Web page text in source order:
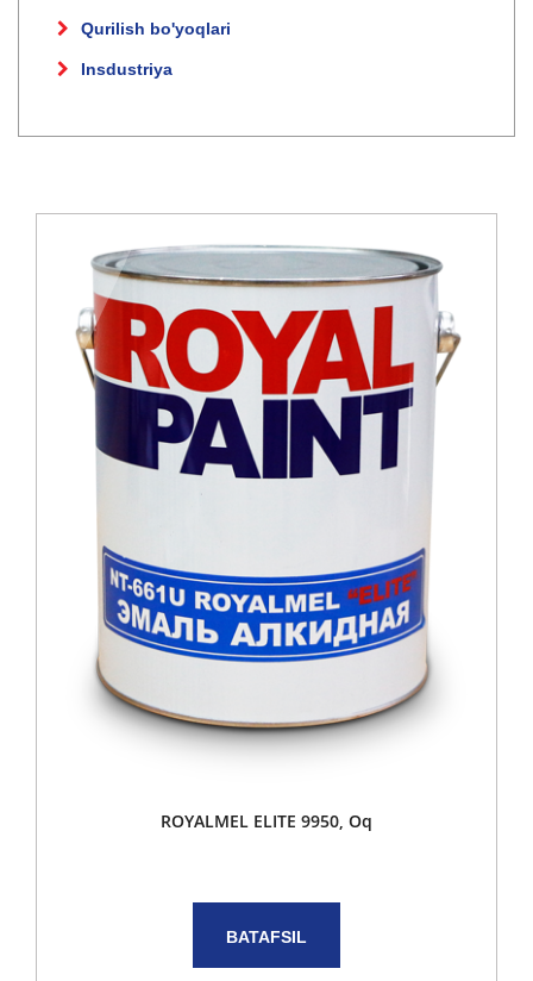
Qurilish bo'yoqlari
Insdustriya
ROYALMEL ELITE 9950, Oq
BATAFSIL